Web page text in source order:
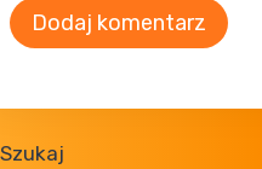
Szukaj